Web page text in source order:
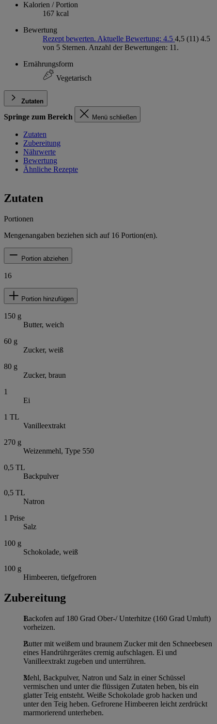
Kalorien / Portion
167 kcal
Bewertung
Rezept bewerten. Aktuelle Bewertung: 4.5 4,5 (11) 4.5
von 5 Sternen. Anzahl der Bewertungen: 11.
Ernährungsform
Vegetarisch
Zutaten
Springe zum Bereich Menü schließen
Zutaten
Zubereitung
Nährwerte
Bewertung
Ähnliche Rezepte
Zutaten
Portionen
Mengenangaben beziehen sich auf 16 Portion(en).
Portion abziehen
16
Portion hinzufügen
150 g
Butter, weich
60 g
Zucker, weiß
80 g
Zucker, braun
1
Ei
1 TL
Vanilleextrakt
270 g
Weizenmehl, Type 550
0,5 TL
Backpulver
0,5 TL
Natron
1 Prise
Salz
100 g
Schokolade, weiß
100 g
Himbeeren, tiefgefroren
Zubereitung
Backofen auf 180 Grad Ober-/ Unterhitze (160 Grad Umluft)
vorheizen.
Butter mit weißem und braunem Zucker mit den Schneebesen
eines Handrührgerätes cremig aufschlagen. Ei und
Vanilleextrakt zugeben und unterrühren.
Mehl, Backpulver, Natron und Salz in einer Schüssel
vermischen und unter die flüssigen Zutaten heben, bis ein
glatter Teig entsteht. Weiße Schokolade grob hacken und
unter den Teig heben. Gefrorene Himbeeren leicht zerdrückt
marmorierend unterheben.